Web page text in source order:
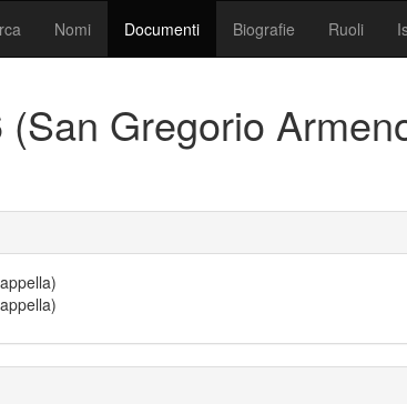
Nomi Documenti Biografie Ruoli
Gregorio